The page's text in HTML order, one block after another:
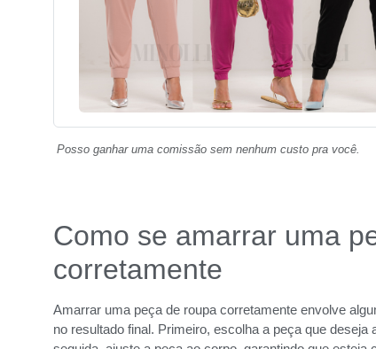
Posso ganhar uma comissão sem nenhum custo pra você.
Como se amarrar uma
corretamente
Amarrar uma peça de roupa corretamente envolve
no resultado final. Primeiro, escolha a peça que